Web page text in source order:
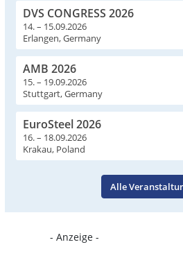
DVS CONGRESS 2026
14. – 15.09.2026
Erlangen, Germany
AMB 2026
15. – 19.09.2026
Stuttgart, Germany
EuroSteel 2026
16. – 18.09.2026
Krakau, Poland
Alle
- Anzeige -